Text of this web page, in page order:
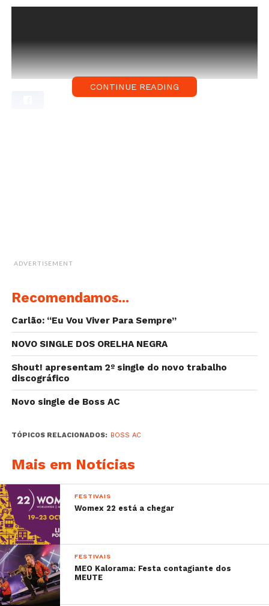
CONTINUE READING
ADVERTISEMENT
Recomendamos...
Carlão: “Eu Vou Viver Para Sempre”
NOVO SINGLE DOS ORELHA NEGRA
Shout! apresentam 2º single do novo trabalho
discográfico
Novo single de Boss AC
TÓPICOS RELACIONADOS: BOSS AC
Mais em Notícias
FESTIVAIS
Womex 22 está a chegar
FESTIVAIS
MEO Kalorama: Festa contagiante dos
MEUTE